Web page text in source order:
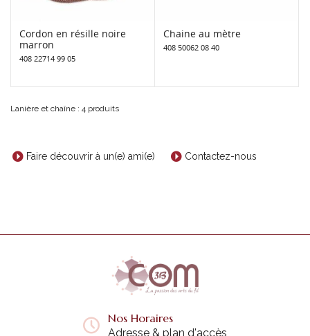
Cordon en résille noire
marron
408 22714 99 05
Chaine au mètre
408 50062 08 40
Lanière et chaîne : 4 produits
Faire découvrir à un(e) ami(e) Contactez-nous
Nos Horaires
Adresse & plan d'accès